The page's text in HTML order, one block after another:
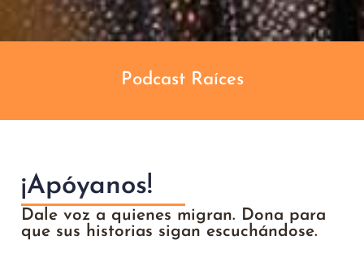
Podcast Raíces
¡Apóyanos!
Dale voz a quienes migran. Dona para
que sus historias sigan escuchándose.